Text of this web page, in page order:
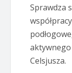
Sprawdza
aktywnego
Celsjusza.